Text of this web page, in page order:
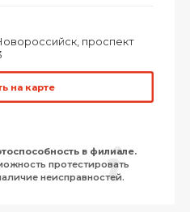
проспект
на карте
в филиале.
протестировать
неисправностей.